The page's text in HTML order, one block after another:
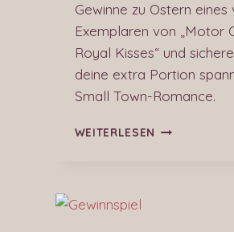
Gewinne zu Ostern eines
Exemplaren von „Motor
Royal Kisses“ und
deine extra Portion
Small Town-Romance.
WEITERLESEN